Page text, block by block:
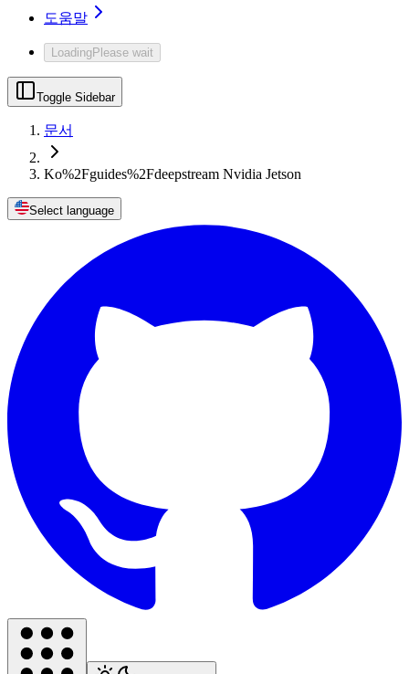
도움말
LoadingPlease wait
Toggle Sidebar
문서
Ko%2Fguides%2Fdeepstream Nvidia Jetson
Select language